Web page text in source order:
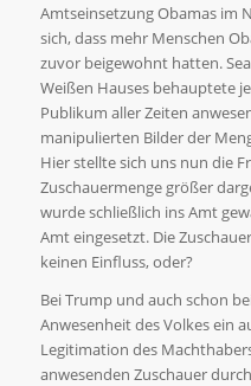
Amtseinsetzung Obamas im
sich, dass mehr Menschen
zuvor beigewohnt hatten.
Weißen Hauses behauptete
Publikum aller Zeiten
manipulierten Bilder der
Hier stellte sich uns nun die
Zuschauermenge größer
wurde schließlich ins Amt
Amt eingesetzt. Die
keinen Einfluss, oder?
Bei Trump und auch schon
Anwesenheit des Volkes ein
Legitimation des
anwesenden Zuschauer